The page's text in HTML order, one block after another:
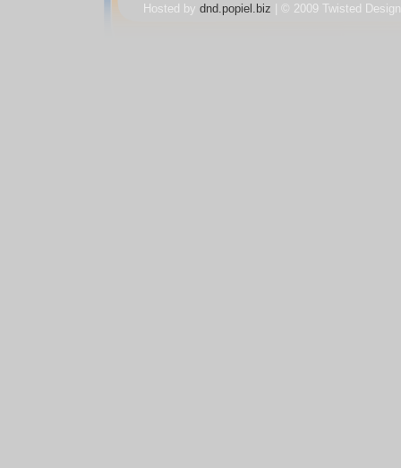
Hosted by dnd.popiel.biz | © 2009 Twisted